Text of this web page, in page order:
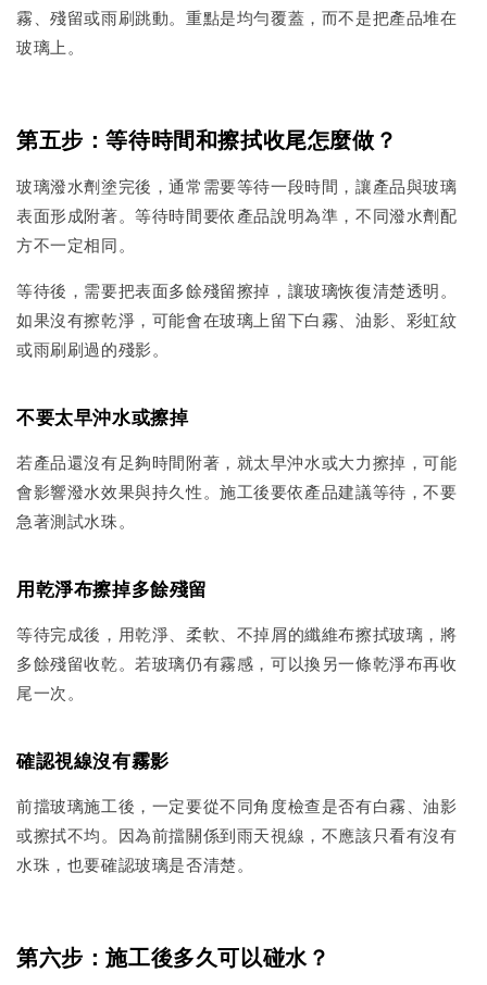
霧、殘留或雨刷跳動。重點是均勻覆蓋，而不是把產品堆在
玻璃上。
第五步：等待時間和擦拭收尾怎麼做？
玻璃潑水劑塗完後，通常需要等待一段時間，讓產品與玻璃
表面形成附著。等待時間要依產品說明為準，不同潑水劑配
方不一定相同。
等待後，需要把表面多餘殘留擦掉，讓玻璃恢復清楚透明。
如果沒有擦乾淨，可能會在玻璃上留下白霧、油影、彩虹紋
或雨刷刷過的殘影。
不要太早沖水或擦掉
若產品還沒有足夠時間附著，就太早沖水或大力擦掉，可能
會影響潑水效果與持久性。施工後要依產品建議等待，不要
急著測試水珠。
用乾淨布擦掉多餘殘留
等待完成後，用乾淨、柔軟、不掉屑的纖維布擦拭玻璃，將
多餘殘留收乾。若玻璃仍有霧感，可以換另一條乾淨布再收
尾一次。
確認視線沒有霧影
前擋玻璃施工後，一定要從不同角度檢查是否有白霧、油影
或擦拭不均。因為前擋關係到雨天視線，不應該只看有沒有
水珠，也要確認玻璃是否清楚。
第六步：施工後多久可以碰水？